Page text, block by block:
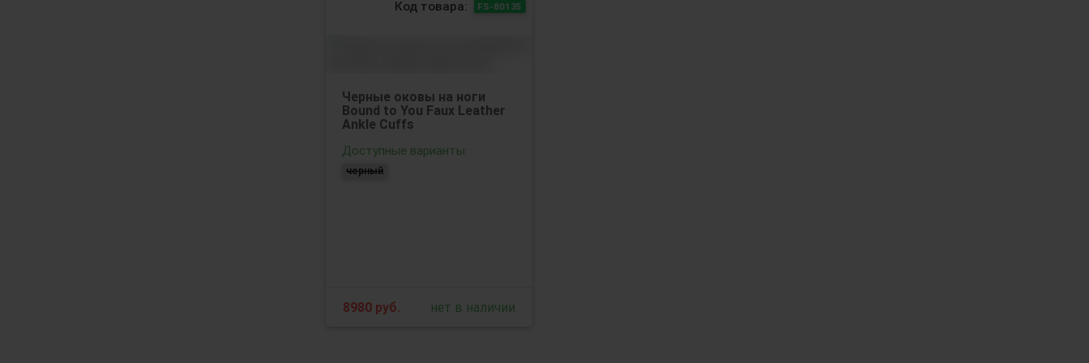
Код товара: FS-80135
Черные оковы на ноги
Bound to You Faux Leather
Ankle Cuffs
Доступные варианты:
черный
8980 руб. нет в наличии